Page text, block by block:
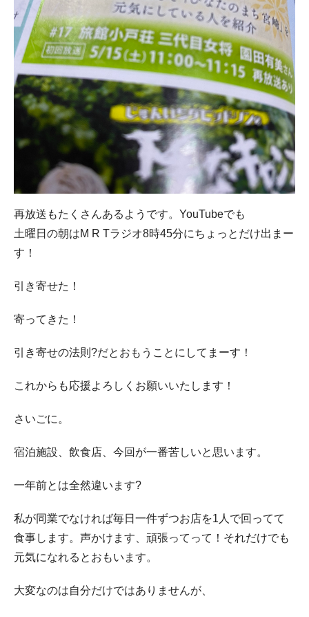
再放送もたくさんあるようです。YouTubeでも
土曜日の朝はM R Tラジオ8時45分にちょっとだけ出まー
す！
引き寄せた！
寄ってきた！
引き寄せの法則?だとおもうことにしてまーす！
これからも応援よろしくお願いいたします！
さいごに。
宿泊施設、飲食店、今回が一番苦しいと思います。
一年前とは全然違います?
私が同業でなければ毎日一件ずつお店を1人で回ってて
食事します。声かけます、頑張ってって！それだけでも
元気になれるとおもいます。
大変なのは自分だけではありませんが、